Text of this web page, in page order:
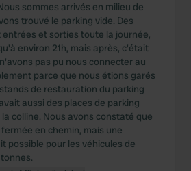
sommes arrivés en milieu de
trouvé le parking vide. Des
et sorties toute la journée,
environ 21h, mais après, c'était
pas pu nous connecter au
parce que nous étions garés
de restauration du parking
aussi des places de parking
colline. Nous avons constaté que
en chemin, mais une
possible pour les véhicules de